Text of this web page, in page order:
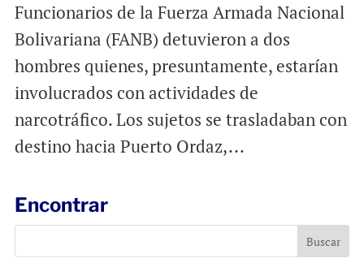
Funcionarios de la Fuerza Armada Nacional
Bolivariana (FANB) detuvieron a dos
hombres quienes, presuntamente, estarían
involucrados con actividades de
narcotráfico. Los sujetos se trasladaban con
destino hacia Puerto Ordaz,...
Encontrar